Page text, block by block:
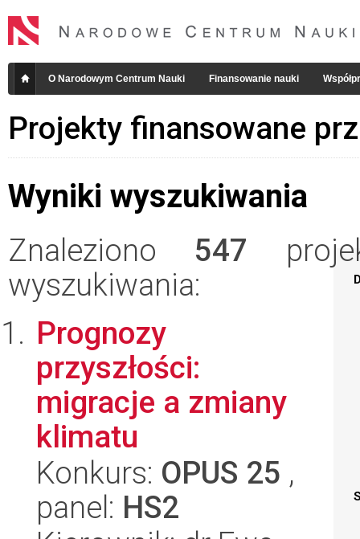
O Narodowym Centrum Nauki Finansowanie nauki
Projekty finansowane
Wyniki wyszukiwania
Znaleziono 547
wyszukiwania:
Prognozy
przyszłości:
migracje a zmiany
klimatu
Konkurs: OPUS 25 ,
panel: HS2